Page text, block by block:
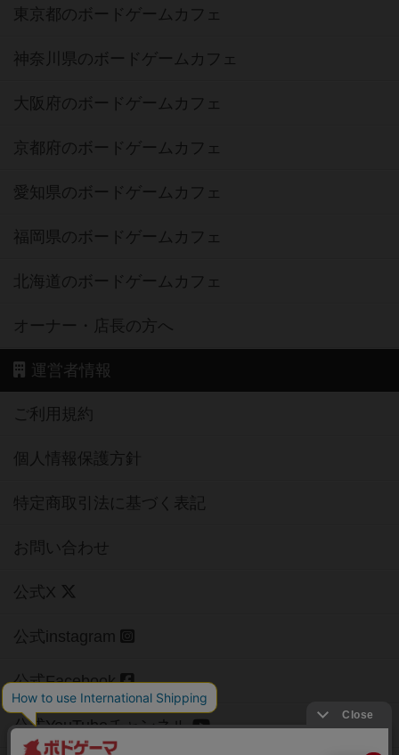
東京都のボードゲームカフェ
神奈川県のボードゲームカフェ
大阪府のボードゲームカフェ
京都府のボードゲームカフェ
愛知県のボードゲームカフェ
福岡県のボードゲームカフェ
北海道のボードゲームカフェ
オーナー・店長の方へ
運営者情報
ご利用規約
個人情報保護方針
特定商取引法に基づく表記
お問い合わせ
公式X
公式instagram
公式Facebook
公式YouTubeチャンネル